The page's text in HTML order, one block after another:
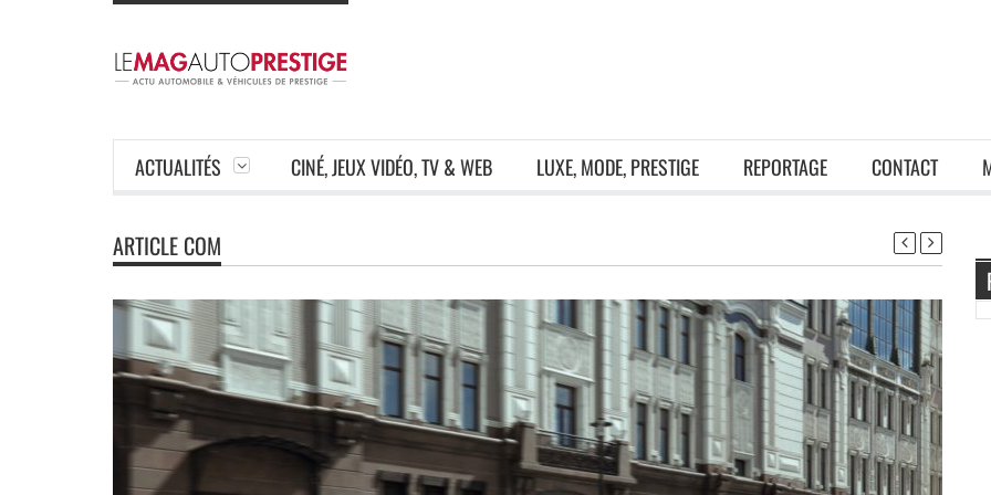
ACTUALITÉS CINÉ, JEUX VIDÉO, TV & WEB LUXE, MODE, PRESTIGE REPORTAGE CONTACT
ARTICLE COM